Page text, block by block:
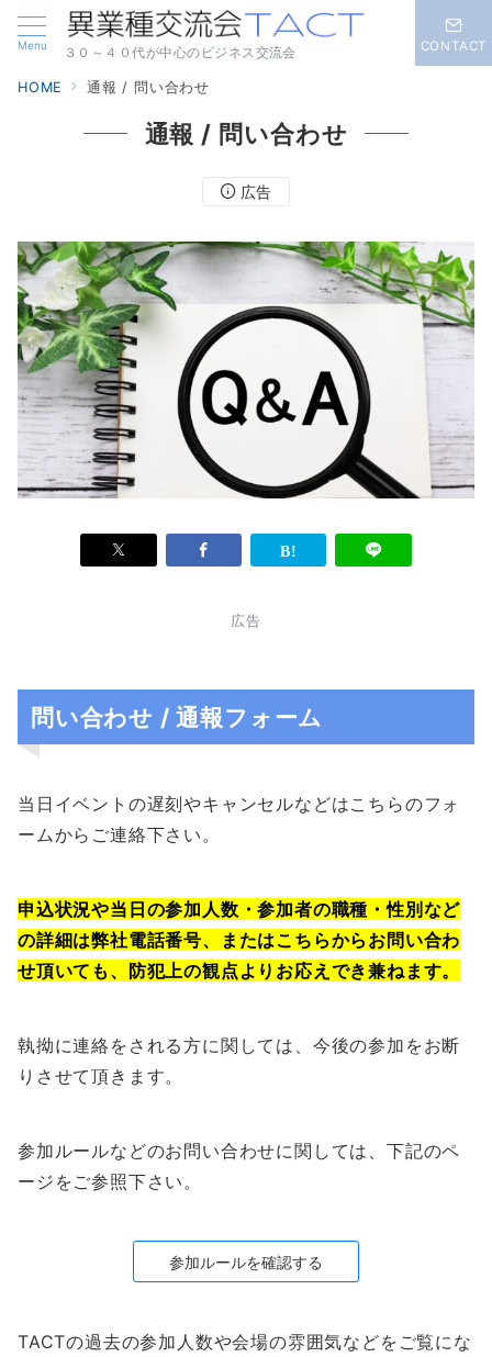
Menu
３０～４０代が中心のビジネス交流会 CONTACT
HOME 通報 / 問い合わせ
通報 / 問い合わせ
広告
広告
問い合わせ / 通報フォーム
当日イベントの遅刻やキャンセルなどはこちらのフォ
ームからご連絡下さい。
申込状況や当日の参加人数・参加者の職種・性別など
の詳細は弊社電話番号、またはこちらからお問い合わ
せ頂いても、防犯上の観点よりお応えでき兼ねます。
執拗に連絡をされる方に関しては、今後の参加をお断
りさせて頂きます。
参加ルールなどのお問い合わせに関しては、下記のペ
ージをご参照下さい。
参加ルールを確認する
TACTの過去の参加人数や会場の雰囲気などをご覧にな